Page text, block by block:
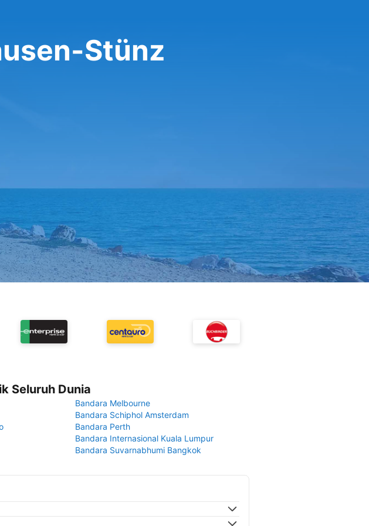
Stünz
Seluruh Dunia
Bandara Melbourne
Bandara Schiphol Amsterdam
Bandara Perth
Bandara Internasional Kuala Lumpur
Bandara Suvarnabhumi Bangkok